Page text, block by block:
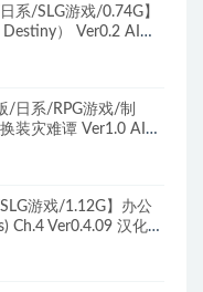
系/SLG游戏/0.74G】
） Ver0.2 AI汉
/日系/RPG游戏/制
装灾难谭 Ver1.0 AI汉
游戏/1.12G】办公
Ch.4 Ver0.4.09 汉化版